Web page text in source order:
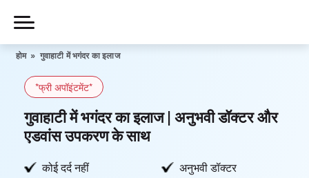
content
Piles
हमारे बारे में
हमसे संपर्क करें
होम » गुवाहाटी में भगंदर का इलाज
*फ्री अपॉइंटमेंट*
गुवाहाटी में भगंदर का इलाज | अनुभवी डॉक्टर और
एडवांस उपकरण के साथ
कोई दर्द नहीं अनुभवी डॉक्टर